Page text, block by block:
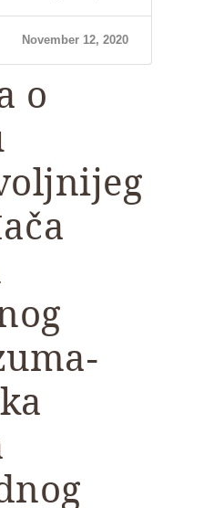
November 12, 2020
o